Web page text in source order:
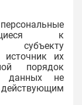
к
субъекту
источник их
порядок
данных не